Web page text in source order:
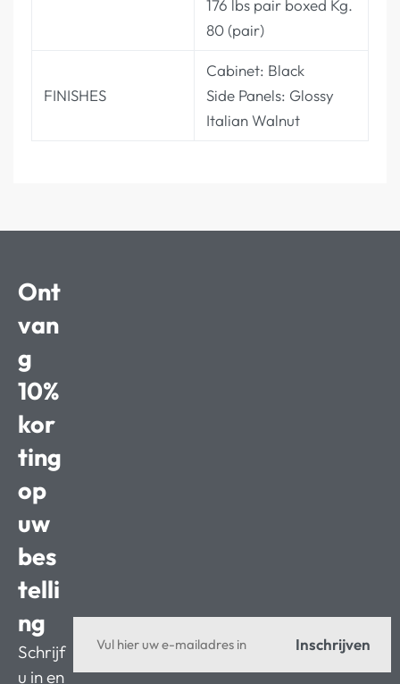
176 lbs pair boxed Kg.
80 (pair)
FINISHES
Cabinet: Black
Side Panels: Glossy
Italian Walnut
Ont
van
g
10%
kor
ting
op
uw
bes
telli
ng
Schrijf
u in en
Inschrijven